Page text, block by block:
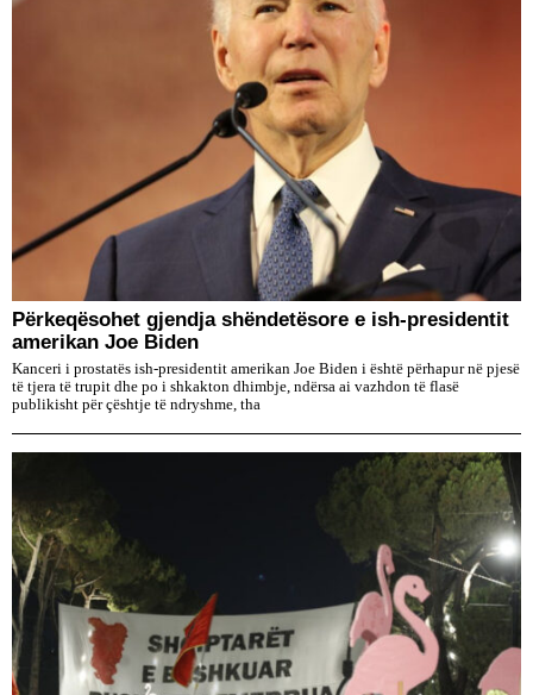
Përkeqësohet gjendja shëndetësore e ish-presidentit
amerikan Joe Biden
Kanceri i prostatës ish-presidentit amerikan Joe Biden i është përhapur në pjesë
të tjera të trupit dhe po i shkakton dhimbje, ndërsa ai vazhdon të flasë
publikisht për çështje të ndryshme, tha